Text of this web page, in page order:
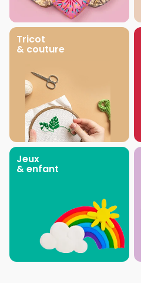
Tricot
& couture
Jeux
& enfant